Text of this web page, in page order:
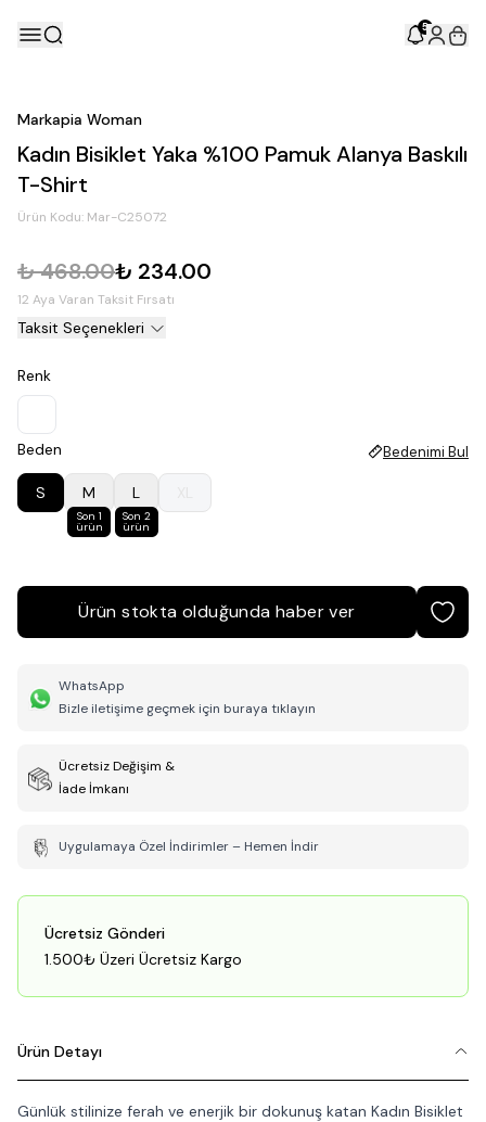
5
Markapia Woman
Kadın Bisiklet Yaka %100 Pamuk Alanya Baskılı
T-Shirt
Ürün Kodu: Mar-C25072
₺ 468.00₺ 234.00
12 Aya Varan Taksit Fırsatı
Taksit Seçenekleri
Renk
Beden Bedenimi Bul
S M
Son 1
ürün
L
Son 2
ürün
Ürün stokta olduğunda haber ver
WhatsApp
Bizle iletişime geçmek için buraya tıklayın
Ücretsiz Değişim &
İade İmkanı
Uygulamaya Özel İndirimler – Hemen İndir
Ücretsiz Gönderi
1.500₺ Üzeri Ücretsiz Kargo
Ürün Detayı
Günlük stilinize ferah ve enerjik bir dokunuş katan Kadın Bisiklet